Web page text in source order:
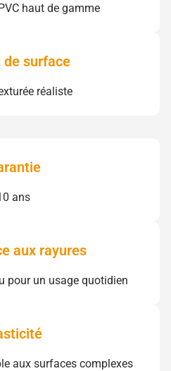
haut de gamme
de surface
réaliste
ans
aux rayures
pour un usage quotidien
aux surfaces complexes